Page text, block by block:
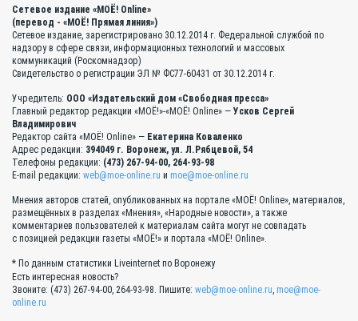
Сетевое издание «МОЁ! Online»
(перевод - «МОЁ! Прямая линия»)
Сетевое издание, зарегистрировано 30.12.2014 г. Федеральной службой по
надзору в сфере связи, информационных технологий и массовых
коммуникаций (Роскомнадзор)
Свидетельство о регистрации ЭЛ № ФС77-60431 от 30.12.2014 г.
Учредитель: ООО «Издательский дом «Свободная пресса»
Главный редактор редакции «МОЁ!»-«МОЁ! Online» — Усков Сергей
Владимирович
Редактор сайта «МОЁ! Online» — Екатерина Коваленко
Адрес редакции: 394049 г. Воронеж, ул. Л.Рябцевой, 54
Телефоны редакции: (473) 267-94-00, 264-93-98
E-mail редакции: web@moe-online.ru и moe@moe-online.ru
Мнения авторов статей, опубликованных на портале «МОЁ! Online», материалов,
размещённых в разделах «Мнения», «Народные новости», а также
комментариев пользователей к материалам сайта могут не совпадать
с позицией редакции газеты «МОЁ!» и портала «МОЁ! Online».
* По данным статистики Liveinternet по Воронежу
Есть интересная новость?
Звоните: (473) 267-94-00, 264-93-98. Пишите: web@moe-online.ru, moe@moe-
online.ru